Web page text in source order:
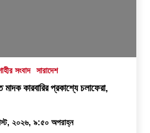
সংবাদ সারাদেশ
মাদক কারবারির প্রকাশ্যে চলাফেরা,
২০২৬, ৯:৫০ অপরাহ্ন